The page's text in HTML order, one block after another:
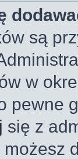
są
w
pewne
się z